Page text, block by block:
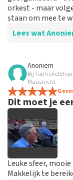
orkest - maar
staan om mee te
Lees wat
Beoordeling van
alles in orde
spannend dat
hebt maar alles
Anoniem
Bij
Maastricht
Dit moet je
Leuke sfeer,
Makkelijk te